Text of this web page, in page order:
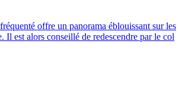
offre un panorama éblouissant sur les
Il est alors conseillé de redescendre par le col